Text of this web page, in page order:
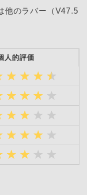
他のラバー（V47.5
人的評価